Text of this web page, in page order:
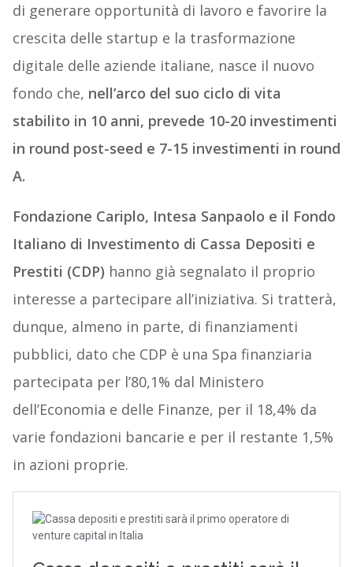
di generare opportunità di lavoro e favorire la
crescita delle startup e la trasformazione
digitale delle aziende italiane, nasce il nuovo
fondo che, nell’arco del suo ciclo di vita
stabilito in 10 anni, prevede 10-20 investimenti
in round post-seed e 7-15 investimenti in round
A.
Fondazione Cariplo, Intesa Sanpaolo e il Fondo
Italiano di Investimento di Cassa Depositi e
Prestiti (CDP) hanno già segnalato il proprio
interesse a partecipare all’iniziativa. Si tratterà,
dunque, almeno in parte, di finanziamenti
pubblici, dato che CDP è una Spa finanziaria
partecipata per l’80,1% dal Ministero
dell’Economia e delle Finanze, per il 18,4% da
varie fondazioni bancarie e per il restante 1,5%
in azioni proprie.